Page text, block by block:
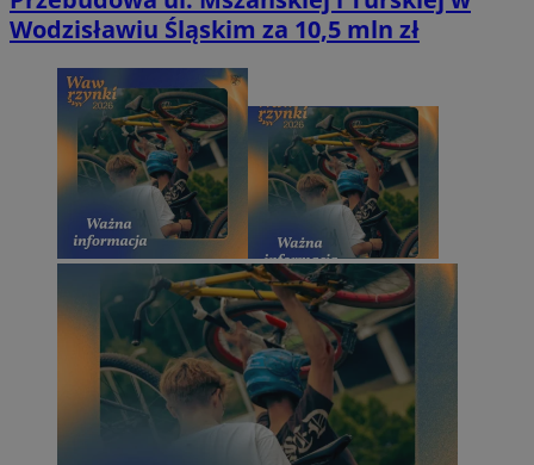
Wodzisławiu Śląskim za 10,5 mln zł